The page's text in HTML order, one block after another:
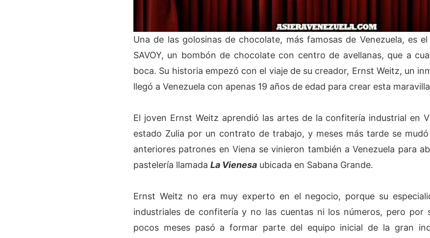
Una de las golosinas de chocolate, más famosas de Venezuela, es el
SAVOY, un bombón de chocolate con centro de avellanas, que a
boca. Su historia empezó con el viaje de su creador, Ernst Weitz, un
llegó a Venezuela con apenas 19 años de edad para crear esta
El joven Ernst Weitz aprendió las artes de la confitería industrial en
estado Zulia por un contrato de trabajo, y meses más tarde se
anteriores patrones en Viena se vinieron también a Venezuela para
pastelería llamada La Vienesa ubicada en Sabana Grande.
Ernst Weitz no era muy experto en el negocio, porque su
industriales de confitería y no las cuentas ni los números, pero por
pocos meses pasó a formar parte del equipo inicial de la gran